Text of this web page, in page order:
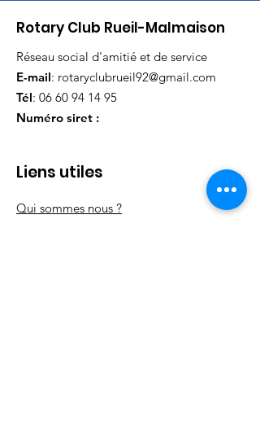
Rotary Club Rueil-Malmaison
Réseau social d'amitié et de service
E-mail: rotaryclubrueil92@gmail.com
Tél: 06 60 94 14 95
Numéro siret :
Liens utiles
Qui sommes nous ?